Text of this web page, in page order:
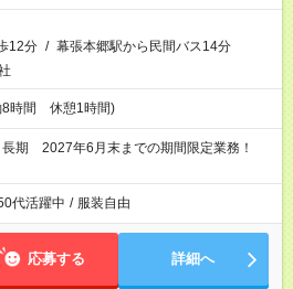
12分 / 幕張本郷駅から民間バス14分
8時間 休憩1時間)
長期 2027年6月末までの期間限定業務！
代活躍中 / 服装自由
応募する 詳細へ